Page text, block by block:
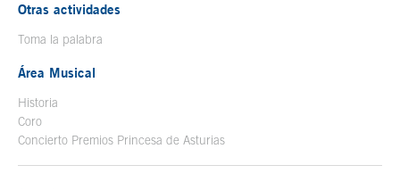
Otras actividades
Toma la palabra
Área Musical
Historia
Coro
Concierto Premios Princesa de Asturias